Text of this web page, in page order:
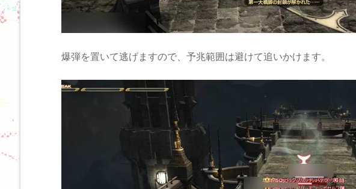
爆弾を置いて逃げますので、予兆範囲は避けて追いかけます。